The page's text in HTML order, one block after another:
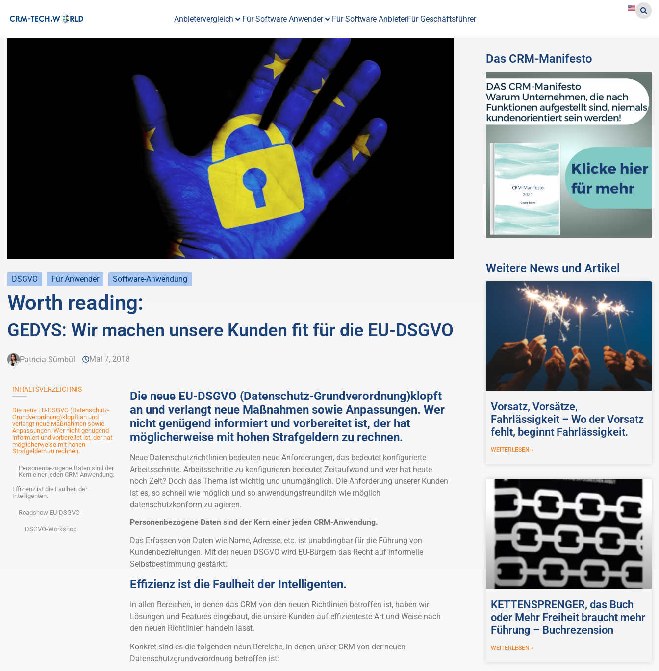
Anbietervergleich Für Software Anwender Für Software AnbieterFür Geschäftsführer
DSGVO Für Anwender Software-Anwendung
Worth reading:
GEDYS: Wir machen unsere Kunden fit für die EU-DSGVO
Patricia Sümbül Mai 7, 2018
INHALTSVERZEICHNIS
Die neue EU-DSGVO (Datenschutz-
Grundverordnung)klopft an und
verlangt neue Maßnahmen sowie
Anpassungen. Wer nicht genügend
informiert und vorbereitet ist, der hat
möglicherweise mit hohen
Strafgeldern zu rechnen.
Personenbezogene Daten sind der
Kern einer jeden CRM-Anwendung.
Effizienz ist die Faulheit der
Intelligenten.
Roadshow EU-DSGVO
DSGVO-Workshop
Die neue EU-DSGVO (Datenschutz-Grundverordnung)klopft
an und verlangt neue Maßnahmen sowie Anpassungen. Wer
nicht genügend informiert und vorbereitet ist, der hat
möglicherweise mit hohen Strafgeldern zu rechnen.
Neue Datenschutzrichtlinien bedeuten neue Anforderungen, das bedeutet konfigurierte
Arbeitsschritte. Arbeitsschritte zu konfigurieren bedeutet Zeitaufwand und wer hat heute
noch Zeit? Doch das Thema ist wichtig und unumgänglich. Die Anforderung unserer Kunden
ist es, so schnell wie möglich und so anwendungsfreundlich wie möglich
datenschutzkonform zu agieren.
Personenbezogene Daten sind der Kern einer jeden CRM-Anwendung.
Das Erfassen von Daten wie Name, Adresse, etc. ist unabdingbar für die Führung von
Kundenbeziehungen. Mit der neuen DSGVO wird EU-Bürgern das Recht auf informelle
Selbstbestimmung gestärkt.
Effizienz ist die Faulheit der Intelligenten.
In allen Bereichen, in denen das CRM von den neuen Richtlinien betroffen ist, haben wir
Lösungen und Features eingebaut, die unsere Kunden auf effizienteste Art und Weise nach
den neuen Richtlinien handeln lässt.
Konkret sind es die folgenden neun Bereiche, in denen unser CRM von der neuen
Datenschutzgrundverordnung betroffen ist:
Das CRM-Manifesto
Weitere News und Artikel
Vorsatz, Vorsätze,
Fahrlässigkeit – Wo der Vorsatz
fehlt, beginnt Fahrlässigkeit.
WEITERLESEN »
KETTENSPRENGER, das Buch
oder Mehr Freiheit braucht mehr
Führung – Buchrezension
WEITERLESEN »